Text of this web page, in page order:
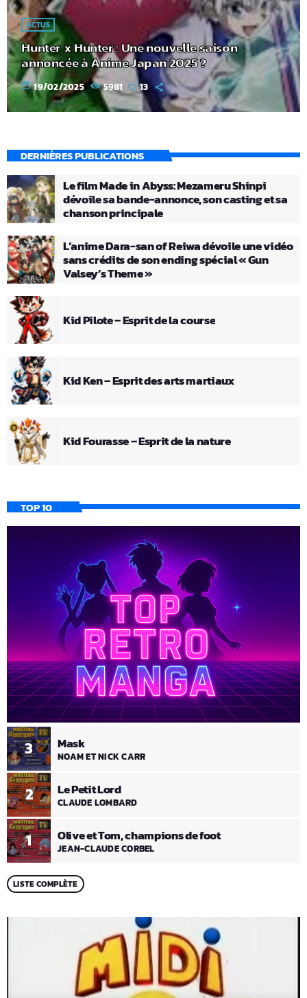
ACTUS
Hunter x Hunter : Une nouvelle saison
annoncée à Anime Japan 2025 ?
today 19/02/2025 5981 13
DERNIÈRES PUBLICATIONS
Le film Made in Abyss: Mezameru Shinpi
dévoile sa bande-annonce, son casting et sa
chanson principale
L’anime Dara-san of Reiwa dévoile une vidéo
sans crédits de son ending spécial « Gun
Valsey’s Theme »
Kid Pilote – Esprit de la course
Kid Ken – Esprit des arts martiaux
Kid Fourasse – Esprit de la nature
TOP 10
1 Olive et Tom, champions de foot
JEAN-CLAUDE CORBEL
2 Le Petit Lord
CLAUDE LOMBARD
3 Mask
NOAM ET NICK CARR
LISTE COMPLÈTE